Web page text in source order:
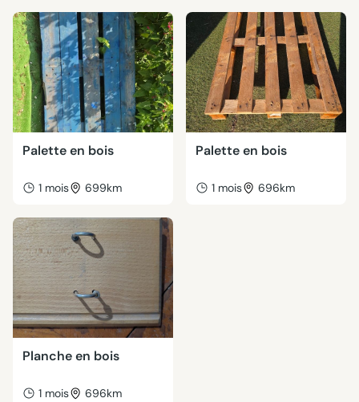
Palette en bois
1 mois 699km
Palette en bois
1 mois 696km
Planche en bois
1 mois 696km